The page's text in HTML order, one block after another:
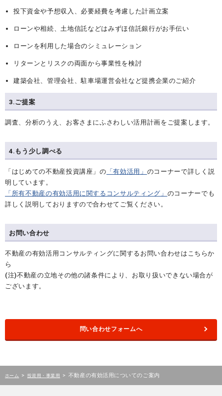
投下資金や予想収入、必要経費を考慮した計画立案
ローンや相続、土地信託などはみずほ信託銀行がお手伝い
ローンを利用した場合のシミュレーション
リターンとリスクの両面から事業性を検討
建築会社、管理会社、駐車場運営会社など提携企業のご紹介
3.ご提案
調査、分析のうえ、お客さまにふさわしい活用計画をご提案します。
4.もう少し調べる
「はじめての不動産投資講座」の 「有効活用」 のコーナーで詳しく説
明しています。
「所有不動産の有効活用に関するコンサルティング」 のコーナーでも
詳しく説明しておりますので合わせてご覧ください。
お問い合わせ
不動産の有効活用コンサルティングに関するお問い合わせはこちらか
ら
(注)不動産の立地その他の諸条件により、お取り扱いできない場合が
ございます。
問い合わせフォームへ
ホーム > 投資用・事業用 > 不動産の有効活用についてのご案内